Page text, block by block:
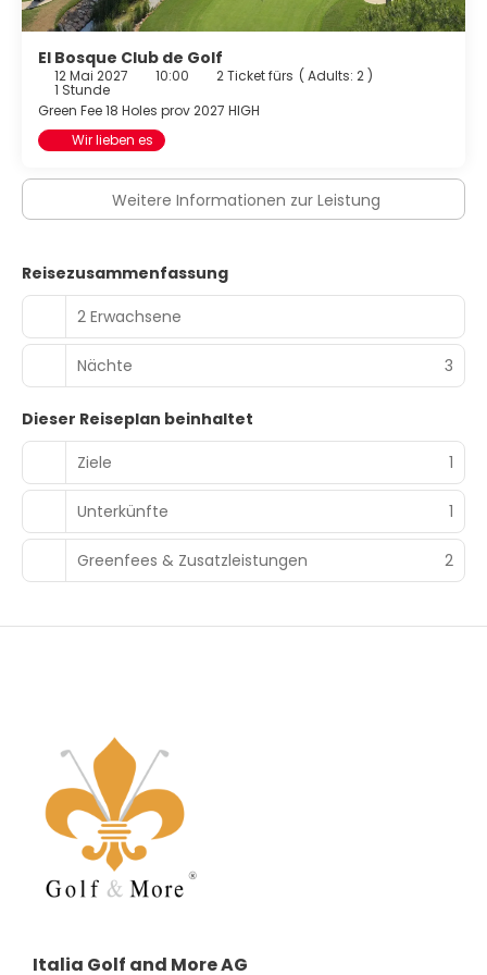
El Bosque Club de Golf
12 Mai 2027 10:00 2 Ticket fürs ( Adults: 2 )
1 Stunde
Green Fee 18 Holes prov 2027 HIGH
Wir lieben es
Weitere Informationen zur Leistung
Reisezusammenfassung
2 Erwachsene
Nächte 3
Dieser Reiseplan beinhaltet
Ziele
1
Unterkünfte 1
Greenfees & Zusatzleistungen 2
Italia Golf and More AG